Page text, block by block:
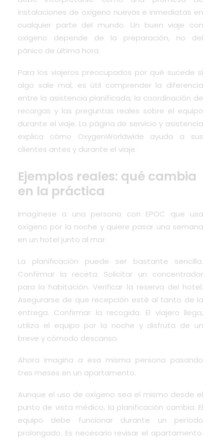
instalaciones de oxígeno nuevas e inmediatas en
cualquier parte del mundo. Un buen viaje con
oxígeno depende de la preparación, no del
pánico de última hora.
Para los viajeros preocupados por qué sucede si
algo sale mal, es útil comprender la diferencia
entre la asistencia planificada, la coordinación de
recargas y las preguntas reales sobre el equipo
durante el viaje. La página de servicio y asistencia
explica cómo OxygenWorldwide ayuda a sus
clientes antes y durante el viaje.
Ejemplos reales: qué cambia
en la práctica
Imagínese a una persona con EPOC que usa
oxígeno por la noche y quiere pasar una semana
en un hotel junto al mar.
La planificación puede ser bastante sencilla.
Confirmar la receta. Solicitar un concentrador
para la habitación. Verificar la reserva del hotel.
Asegurarse de que recepción esté al tanto de la
entrega. Confirmar la recogida. El viajero llega,
utiliza el equipo por la noche y disfruta de un
breve y cómodo descanso.
Ahora imagina a esa misma persona pasando
tres meses en un apartamento.
Aunque el uso de oxígeno sea el mismo desde el
punto de vista médico, la planificación cambia. El
equipo debe funcionar durante un período
prolongado. Es necesario revisar el apartamento.